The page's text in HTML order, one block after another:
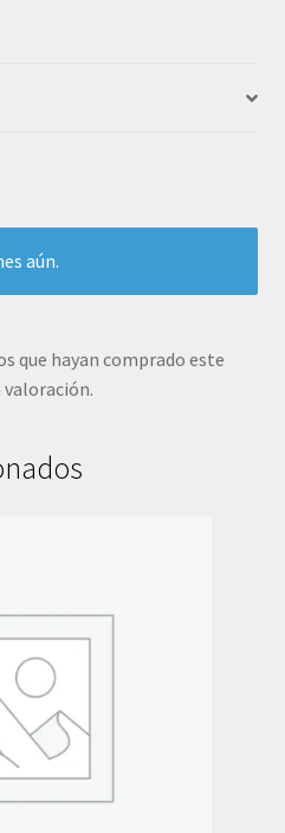
aún.
que hayan comprado este
valoración.